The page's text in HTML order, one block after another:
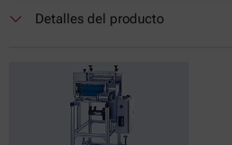
Detalles del producto